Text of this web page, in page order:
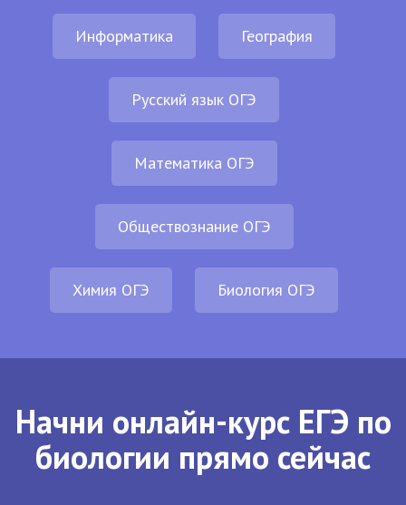
Информатика География
Русский язык ОГЭ
Математика ОГЭ
Обществознание ОГЭ
Химия ОГЭ Биология ОГЭ
Начни онлайн-курс ЕГЭ по
биологии прямо сейчас